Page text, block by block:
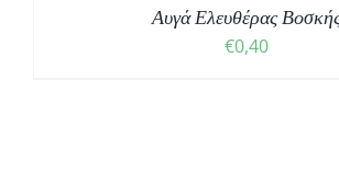
Αυγά Ελευθέρας
€0,40